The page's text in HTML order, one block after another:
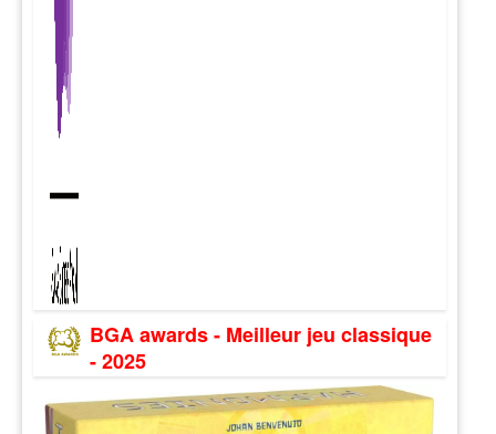
BGA awards - Meilleur jeu classique
- 2025